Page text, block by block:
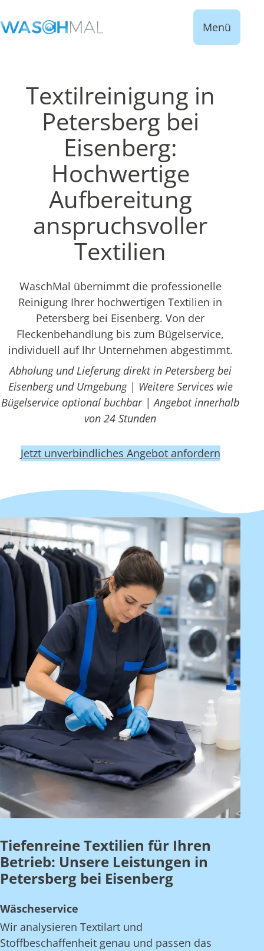
Menü
Textilreinigung in
Petersberg bei
Eisenberg:
Hochwertige
Aufbereitung
anspruchsvoller
Textilien
WaschMal übernimmt die professionelle
Reinigung Ihrer hochwertigen Textilien in
Petersberg bei Eisenberg. Von der
Fleckenbehandlung bis zum Bügelservice,
individuell auf Ihr Unternehmen abgestimmt.
Abholung und Lieferung direkt in Petersberg bei
Eisenberg und Umgebung | Weitere Services wie
Bügelservice optional buchbar | Angebot innerhalb
von 24 Stunden
Jetzt unverbindliches Angebot anfordern
Tiefenreine Textilien für Ihren
Betrieb: Unsere Leistungen in
Petersberg bei Eisenberg
Wäscheservice
Wir analysieren Textilart und
Stoffbeschaffenheit genau und passen das